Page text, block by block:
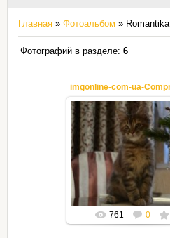
Главная » Фотоальбом » Romantika
Фотографий в разделе: 6
25.12.2018
Mila2409
761 0